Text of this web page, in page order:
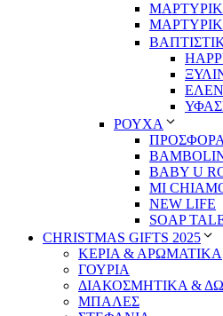
ΡΟΥΧΑ
ΠΡΟΣΦΟΡΑ
BABY U
MI
NEW LIFE
SOAP
CHRISTMAS GIFTS 2025
ΚΕΡΙΑ & ΑΡΩΜΑΤΙΚΑ
ΓΟΥΡΙΑ
ΔΙΑΚΟΣΜΗΤΙΚΑ &
ΜΠΑΛΕΣ